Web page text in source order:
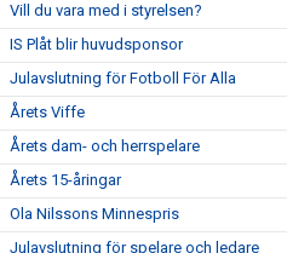
Vill du vara med i styrelsen?
IS Plåt blir huvudsponsor
Julavslutning för Fotboll För Alla
Årets Viffe
Årets dam- och herrspelare
Årets 15-åringar
Ola Nilssons Minnespris
Julavslutning för spelare och ledare